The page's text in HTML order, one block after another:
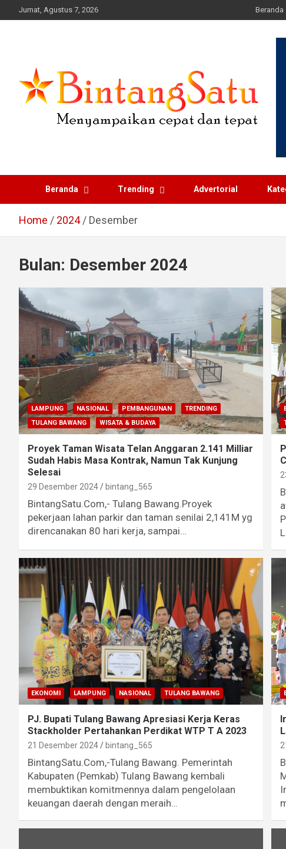
to
Jumat, Agustus 7, 2026 Beranda
dan Regional
Beranda Trending Advertorial
Home 2024 Desember
Bulan: Desember 2024
LAMPUNG NASIONAL PEMBANGUNAN
TRENDING
TULANG BAWANG
WISATA & BUDAYA
Proyek Taman Wisata Telan Anggaran 2.141 Milliar
Sudah Habis Masa Kontrak, Namun Tak Kunjung
Selesai
29 Desember 2024 bintang_565
BintangSatu.Com,- Tulang Bawang.Proyek
pekerjaan lahan parkir dan taman senilai 2,141M yg
direncanakan 80 hari kerja, sampai…
EKONOMI LAMPUNG NASIONAL TULANG BAWANG
PJ. Bupati Tulang Bawang Apresiasi Kerja Keras
Stackholder Pertahankan Perdikat WTP T A 2023
21 Desember 2024 bintang_565
BintangSatu.Com,-Tulang Bawang. Pemerintah
Kabupaten (Pemkab) Tulang Bawang kembali
membuktikan komitmennya dalam pengelolaan
keuangan daerah dengan meraih…